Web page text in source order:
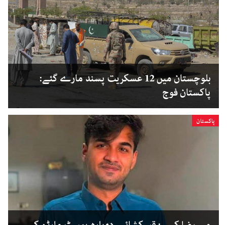
بلوچستان میں 12 عسکریت پسند مارے گئے:
پاکستان فوج
پاکستان